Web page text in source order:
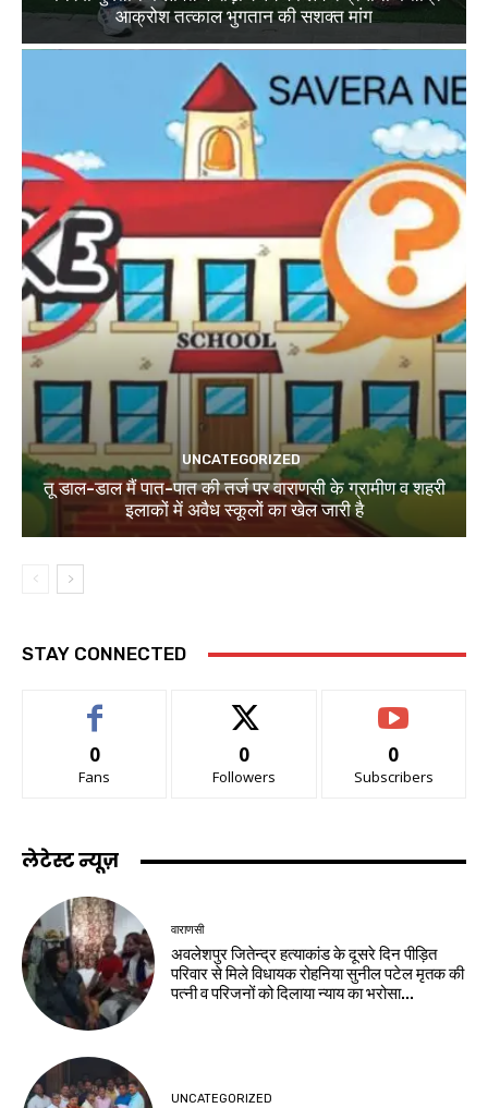
आक्रोश तत्काल भुगतान की सशक्त मांग
UNCATEGORIZED
तू डाल-डाल मैं पात-पात की तर्ज पर वाराणसी के ग्रामीण व शहरी
इलाकों में अवैध स्कूलों का खेल जारी है
STAY CONNECTED
0
Fans
0
Followers
0
Subscribers
लेटेस्ट न्यूज़
वाराणसी
अवलेशपुर जितेन्द्र हत्याकांड के दूसरे दिन पीड़ित
परिवार से मिले विधायक रोहनिया सुनील पटेल मृतक की
पत्नी व परिजनों को दिलाया न्याय का भरोसा...
UNCATEGORIZED